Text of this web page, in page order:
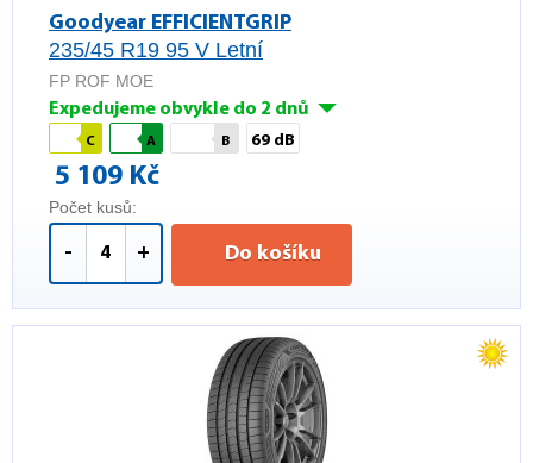
Goodyear EFFICIENTGRIP
235/45 R19 95 V Letní
FP ROF MOE
Expedujeme obvykle do 2 dnů
C A B 69 dB
5 109 Kč
Počet kusů:
- + Do košíku